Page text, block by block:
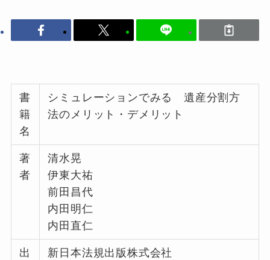
書
籍
名
シミュレーションでみる 遺産分割方
法のメリット・デメリット
著
者
清水晃
伊東大祐
前田昌代
内田明仁
内田直仁
出
新日本法規出版株式会社